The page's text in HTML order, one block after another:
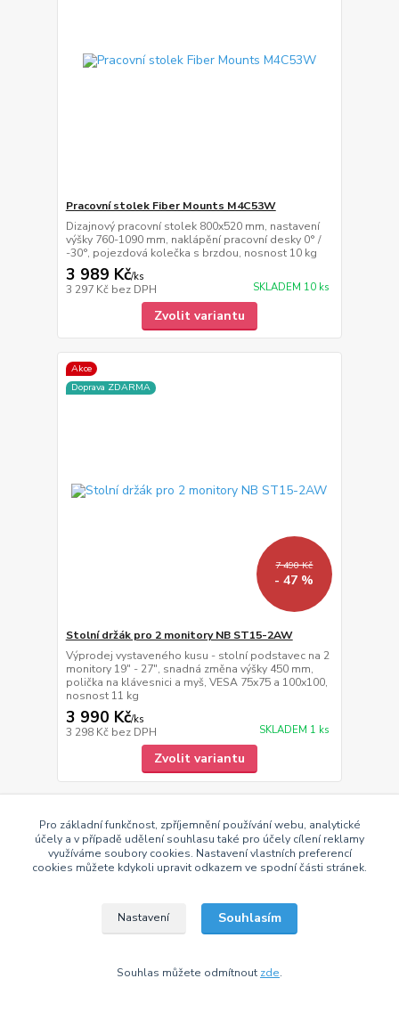
Pracovní stolek Fiber Mounts M4C53W
Dizajnový pracovní stolek 800x520 mm, nastavení
výšky 760-1090 mm, naklápění pracovní desky 0° /
-30°, pojezdová kolečka s brzdou, nosnost 10 kg
3 989 Kč/ks
3 297 Kč bez DPH SKLADEM 10 ks
Zvolit variantu
Akce
Doprava ZDARMA
7 490 Kč
- 47 %
Stolní držák pro 2 monitory NB ST15-2AW
Výprodej vystaveného kusu - stolní podstavec na 2
monitory 19" - 27", snadná změna výšky 450 mm,
polička na klávesnici a myš, VESA 75x75 a 100x100,
nosnost 11 kg
3 990 Kč/ks
3 298 Kč bez DPH SKLADEM 1 ks
Zvolit variantu
Pro základní funkčnost, zpříjemnění používání webu, analytické
účely a v případě udělení souhlasu také pro účely cílení reklamy
využíváme soubory cookies. Nastavení vlastních preferencí
cookies můžete kdykoli upravit odkazem ve spodní části stránek.
Nastavení Souhlasím
Souhlas můžete odmítnout zde.